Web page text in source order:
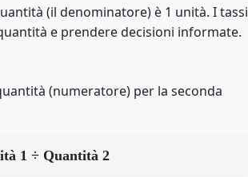
(il denominatore) è 1 unità. I tassi
e prendere decisioni informate.
(numeratore) per la seconda
1 ÷ Quantità 2